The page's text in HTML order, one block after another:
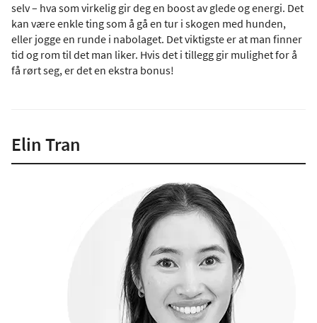
selv – hva som virkelig gir deg en boost av glede og energi. Det
kan være enkle ting som å gå en tur i skogen med hunden,
eller jogge en runde i nabolaget. Det viktigste er at man finner
tid og rom til det man liker. Hvis det i tillegg gir mulighet for å
få rørt seg, er det en ekstra bonus!
Elin Tran